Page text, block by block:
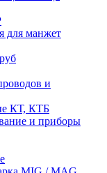
для манжет
и
КТ, КТБ
и приборы